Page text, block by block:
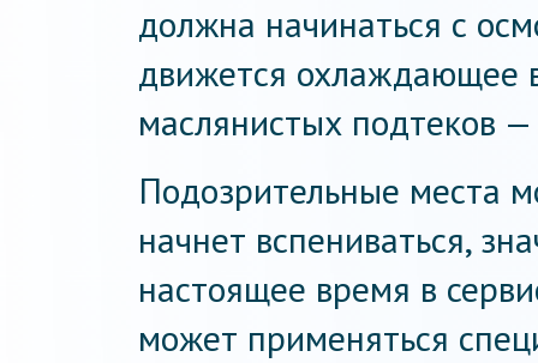
должна начинаться с
движется охлаждающее
маслянистых подтеков
Подозрительные места
начнет вспениваться,
настоящее время в
может применяться